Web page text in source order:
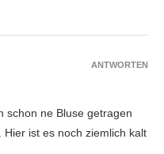
schon ne Bluse getragen
ist es noch ziemlich kalt
ANTWORTEN